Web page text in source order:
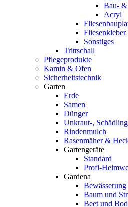
Bau- &
Acryl
Fliesenkleber
Sonstiges
Trittschall
Pflegeprodukte
Kamin & Ofen
Sicherheitstechnik
Garten
Erde
Samen
Dünger
Unkraut-,
Rindenmulch
Rasenmäher &
Gartengeräte
Standard
Profi-
Gardena
Bewässerung
Baum und
Beet und